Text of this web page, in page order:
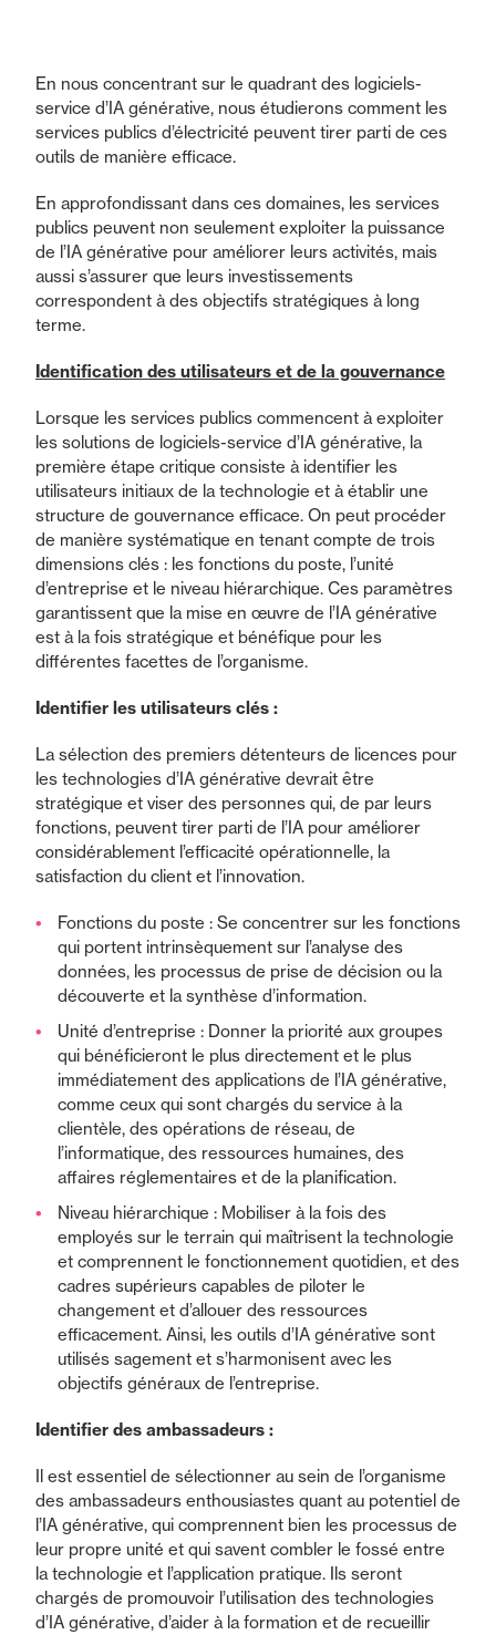
En nous concentrant sur le quadrant des logiciels-
service d’IA générative, nous étudierons comment les
services publics d’électricité peuvent tirer parti de ces
outils de manière efficace.
En approfondissant dans ces domaines, les services
publics peuvent non seulement exploiter la puissance
de l’IA générative pour améliorer leurs activités, mais
aussi s’assurer que leurs investissements
correspondent à des objectifs stratégiques à long
terme.
Identification des utilisateurs et de la gouvernance
Lorsque les services publics commencent à exploiter
les solutions de logiciels-service d’IA générative, la
première étape critique consiste à identifier les
utilisateurs initiaux de la technologie et à établir une
structure de gouvernance efficace. On peut procéder
de manière systématique en tenant compte de trois
dimensions clés : les fonctions du poste, l’unité
d’entreprise et le niveau hiérarchique. Ces paramètres
garantissent que la mise en œuvre de l’IA générative
est à la fois stratégique et bénéfique pour les
différentes facettes de l’organisme.
Identifier les utilisateurs clés :
La sélection des premiers détenteurs de licences pour
les technologies d’IA générative devrait être
stratégique et viser des personnes qui, de par leurs
fonctions, peuvent tirer parti de l’IA pour améliorer
considérablement l’efficacité opérationnelle, la
satisfaction du client et l’innovation.
Fonctions du poste : Se concentrer sur les fonctions
qui portent intrinsèquement sur l’analyse des
données, les processus de prise de décision ou la
découverte et la synthèse d’information.
Unité d’entreprise : Donner la priorité aux groupes
qui bénéficieront le plus directement et le plus
immédiatement des applications de l’IA générative,
comme ceux qui sont chargés du service à la
clientèle, des opérations de réseau, de
l’informatique, des ressources humaines, des
affaires réglementaires et de la planification.
Niveau hiérarchique : Mobiliser à la fois des
employés sur le terrain qui maîtrisent la technologie
et comprennent le fonctionnement quotidien, et des
cadres supérieurs capables de piloter le
changement et d’allouer des ressources
efficacement. Ainsi, les outils d’IA générative sont
utilisés sagement et s’harmonisent avec les
objectifs généraux de l’entreprise.
Identifier des ambassadeurs :
Il est essentiel de sélectionner au sein de l’organisme
des ambassadeurs enthousiastes quant au potentiel de
l’IA générative, qui comprennent bien les processus de
leur propre unité et qui savent combler le fossé entre
la technologie et l’application pratique. Ils seront
chargés de promouvoir l’utilisation des technologies
d’IA générative, d’aider à la formation et de recueillir